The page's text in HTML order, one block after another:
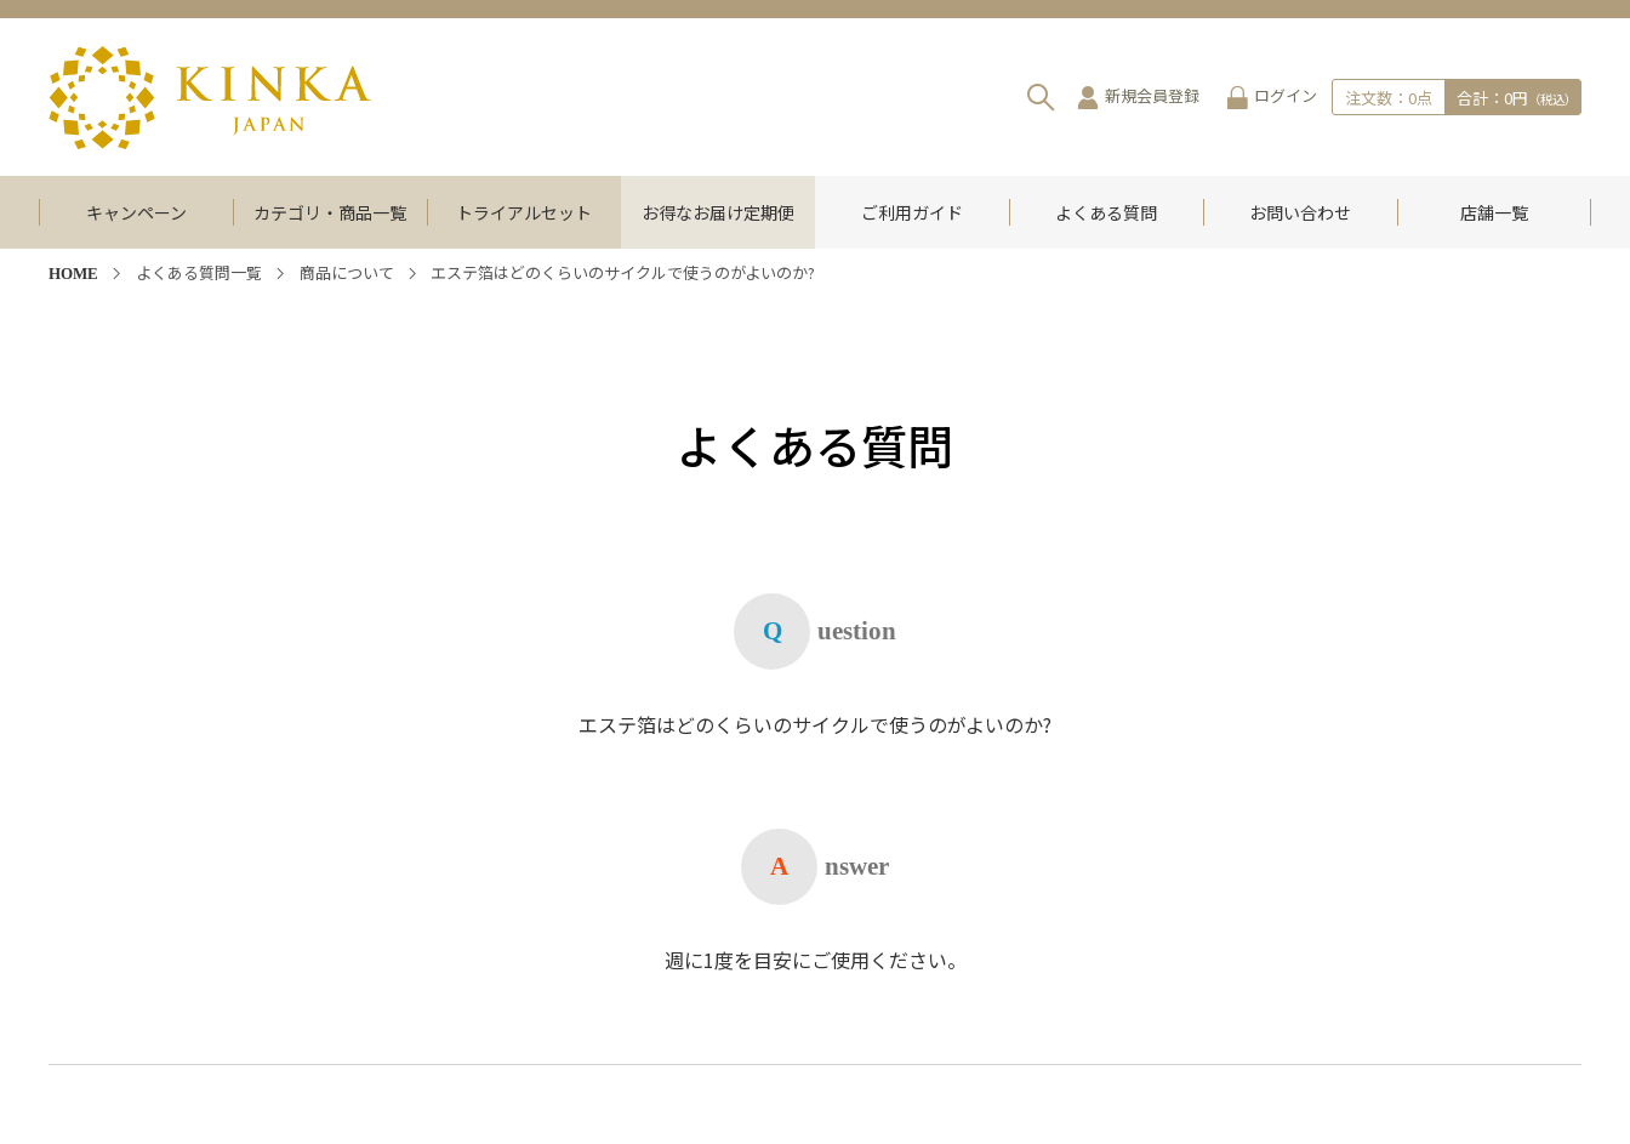
新規会員登録 ログイン 注文数： 0点 合計： 0円 （税込）
キャンペーン カテゴリ・商品一覧 トライアルセット お得なお届け定期便 ご利用ガイド よくある質問 お問い合わせ 店舗一覧
HOME よくある質問一覧 商品について エステ箔はどのくらいのサイクルで使うのがよいのか?
よくある質問
Q uestion
エステ箔はどのくらいのサイクルで使うのがよいのか?
A nswer
週に1度を目安にご使用ください。